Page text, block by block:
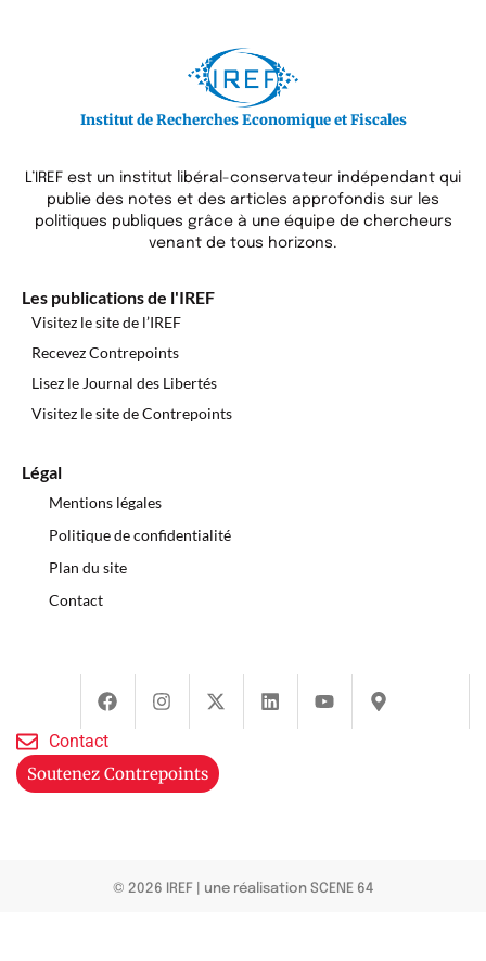
Institut de Recherches Economique et Fiscales
L’IREF est un institut libéral-conservateur indépendant qui
publie des notes et des articles approfondis sur les
politiques publiques grâce à une équipe de chercheurs
venant de tous horizons.
Les publications de l'IREF
Visitez le site de l’IREF
Recevez Contrepoints
Lisez le Journal des Libertés
Visitez le site de Contrepoints
Légal
Mentions légales
Politique de confidentialité
Plan du site
Contact
Contact
Soutenez Contrepoints
© 2026 IREF une réalisation SCENE 64